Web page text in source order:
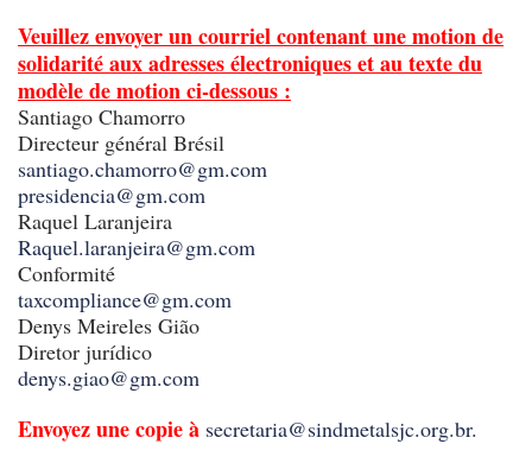
Veuillez envoyer un courriel contenant une motion de
solidarité aux adresses électroniques et au texte du
modèle de motion ci-dessous :
Santiago Chamorro
Directeur général Brésil
santiago.chamorro@gm.com
presidencia@gm.com
Raquel Laranjeira
Raquel.laranjeira@gm.com
Conformité
taxcompliance@gm.com
Denys Meireles Gião
Diretor jurídico
denys.giao@gm.com
Envoyez une copie à secretaria@sindmetalsjc.org.br.